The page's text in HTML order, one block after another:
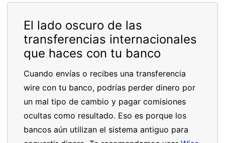
El lado oscuro de las
transferencias internacionales
que haces con tu banco
Cuando envías o recibes una transferencia
wire con tu banco, podrías perder dinero por
un mal tipo de cambio y pagar comisiones
ocultas como resultado. Eso es porque los
bancos aún utilizan el sistema antiguo para